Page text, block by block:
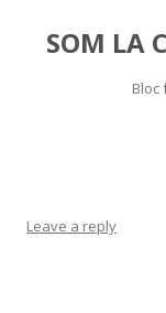
SOM LA
Bloc
Leave a reply